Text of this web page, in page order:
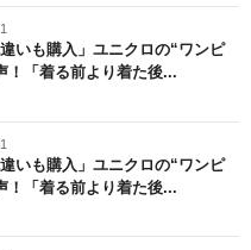
違いも購入」ユニクロの“ワンピ
！「着る前より着た後...
違いも購入」ユニクロの“ワンピ
！「着る前より着た後...